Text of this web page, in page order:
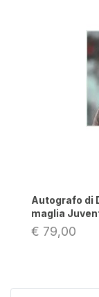
Autografo di
maglia
€ 79,00